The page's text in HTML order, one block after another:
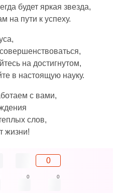
будет яркая звезда,
на пути к успеху.
на достигнутом,
в настоящую науку.
с вами,
слов,
жизни!
0
0 0